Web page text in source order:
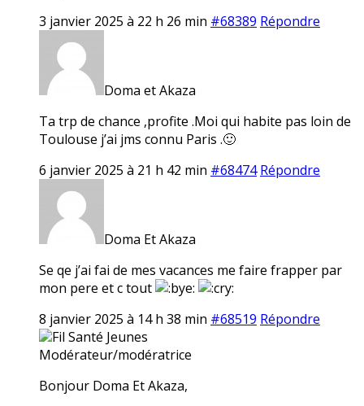
3 janvier 2025 à 22 h 26 min #68389 Répondre
Doma et Akaza
Ta trp de chance ,profite .Moi qui habite pas loin de
Toulouse j’ai jms connu Paris .🙂
6 janvier 2025 à 21 h 42 min #68474 Répondre
Doma Et Akaza
Se qe j’ai fai de mes vacances me faire frapper par
mon pere et c tout
8 janvier 2025 à 14 h 38 min #68519 Répondre
Fil Santé Jeunes
Modérateur/modératrice
Bonjour Doma Et Akaza,